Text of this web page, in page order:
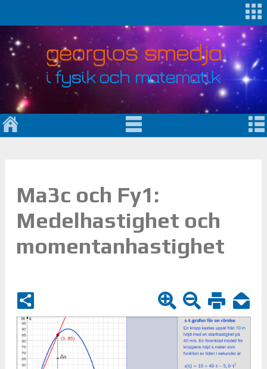
Ma3c och Fy1:
Medelhastighet och
momentanhastighet